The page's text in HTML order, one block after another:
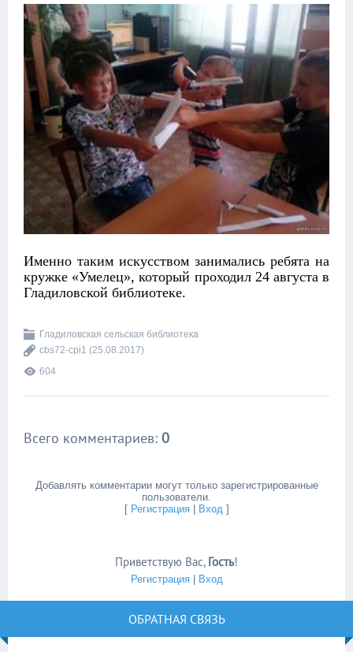
Именно таким искусством занимались ребята на
кружке «Умелец», который проходил 24 августа в
Гладиловской библиотеке.
Гладиловская сельская библиотека
cbs72-cpi1 (25.08.2017)
604
Всего комментариев: 0
Добавлять комментарии могут только зарегистрированные
пользователи.
[ Регистрация| Вход]
Приветствую Вас, Гость!
Регистрация| Вход
ОБРАТНАЯ СВЯЗЬ